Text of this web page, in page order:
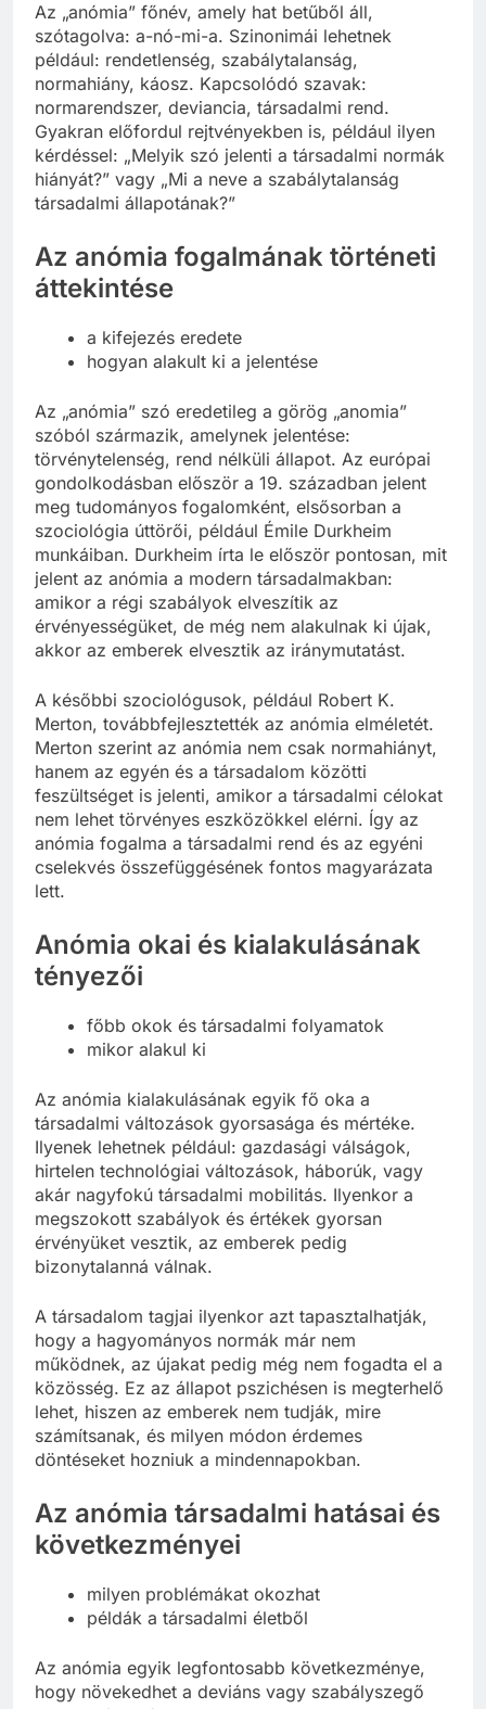
Az „anómia” főnév, amely hat betűből áll,
szótagolva: a-nó-mi-a. Szinonimái lehetnek
például: rendetlenség, szabálytalanság,
normahiány, káosz. Kapcsolódó szavak:
normarendszer, deviancia, társadalmi rend.
Gyakran előfordul rejtvényekben is, például ilyen
kérdéssel: „Melyik szó jelenti a társadalmi normák
hiányát?” vagy „Mi a neve a szabálytalanság
társadalmi állapotának?”
Az anómia fogalmának történeti
áttekintése
a kifejezés eredete
hogyan alakult ki a jelentése
Az „anómia” szó eredetileg a görög „anomia”
szóból származik, amelynek jelentése:
törvénytelenség, rend nélküli állapot. Az európai
gondolkodásban először a 19. században jelent
meg tudományos fogalomként, elsősorban a
szociológia úttörői, például Émile Durkheim
munkáiban. Durkheim írta le először pontosan, mit
jelent az anómia a modern társadalmakban:
amikor a régi szabályok elveszítik az
érvényességüket, de még nem alakulnak ki újak,
akkor az emberek elvesztik az iránymutatást.
A későbbi szociológusok, például Robert K.
Merton, továbbfejlesztették az anómia elméletét.
Merton szerint az anómia nem csak normahiányt,
hanem az egyén és a társadalom közötti
feszültséget is jelenti, amikor a társadalmi célokat
nem lehet törvényes eszközökkel elérni. Így az
anómia fogalma a társadalmi rend és az egyéni
cselekvés összefüggésének fontos magyarázata
lett.
Anómia okai és kialakulásának
tényezői
főbb okok és társadalmi folyamatok
mikor alakul ki
Az anómia kialakulásának egyik fő oka a
társadalmi változások gyorsasága és mértéke.
Ilyenek lehetnek például: gazdasági válságok,
hirtelen technológiai változások, háborúk, vagy
akár nagyfokú társadalmi mobilitás. Ilyenkor a
megszokott szabályok és értékek gyorsan
érvényüket vesztik, az emberek pedig
bizonytalanná válnak.
A társadalom tagjai ilyenkor azt tapasztalhatják,
hogy a hagyományos normák már nem
működnek, az újakat pedig még nem fogadta el a
közösség. Ez az állapot pszichésen is megterhelő
lehet, hiszen az emberek nem tudják, mire
számítsanak, és milyen módon érdemes
döntéseket hozniuk a mindennapokban.
Az anómia társadalmi hatásai és
következményei
milyen problémákat okozhat
példák a társadalmi életből
Az anómia egyik legfontosabb következménye,
hogy növekedhet a deviáns vagy szabályszegő